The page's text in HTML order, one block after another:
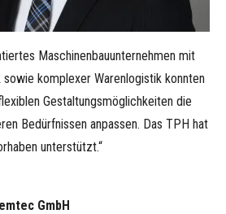
Maschinenbauunternehmen mit
komplexer Warenlogistik konnten
Gestaltungsmöglichkeiten die
Bedürfnissen anpassen. Das TPH hat
unterstützt.“
GmbH